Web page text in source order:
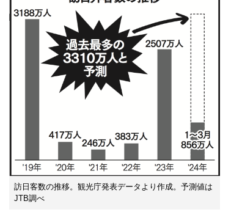
訪日客数の推移。観光庁発表データより作成。予測値は
JTB調べ